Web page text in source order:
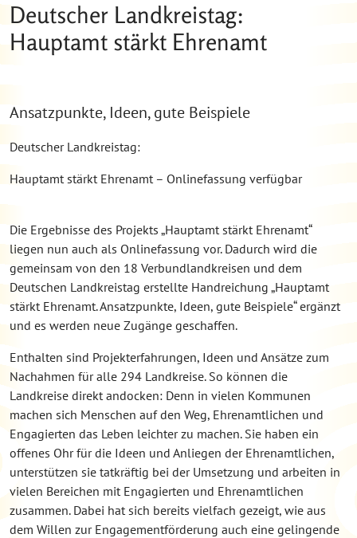
Deutscher Landkreistag:
Hauptamt stärkt Ehrenamt
Ansatzpunkte, Ideen, gute Beispiele
Deutscher Landkreistag:
Hauptamt stärkt Ehrenamt – Onlinefassung verfügbar
Die Ergebnisse des Projekts „Hauptamt stärkt Ehrenamt“
liegen nun auch als Onlinefassung vor. Dadurch wird die
gemeinsam von den 18 Verbundlandkreisen und dem
Deutschen Landkreistag erstellte Handreichung „Hauptamt
stärkt Ehrenamt. Ansatzpunkte, Ideen, gute Beispiele“ ergänzt
und es werden neue Zugänge geschaffen.
Enthalten sind Projekterfahrungen, Ideen und Ansätze zum
Nachahmen für alle 294 Landkreise. So können die
Landkreise direkt andocken: Denn in vielen Kommunen
machen sich Menschen auf den Weg, Ehrenamtlichen und
Engagierten das Leben leichter zu machen. Sie haben ein
offenes Ohr für die Ideen und Anliegen der Ehrenamtlichen,
unterstützen sie tatkräftig bei der Umsetzung und arbeiten in
vielen Bereichen mit Engagierten und Ehrenamtlichen
zusammen. Dabei hat sich bereits vielfach gezeigt, wie aus
dem Willen zur Engagementförderung auch eine gelingende